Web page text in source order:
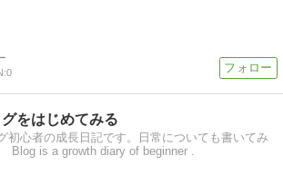
0
をはじめてみる
初心者の成長日記です。日常についても書いてみ
Blog is a growth diary of beginner .